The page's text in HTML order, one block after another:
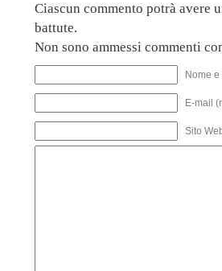
Ciascun commento potrà avere
battute.
Non sono ammessi commenti
Nome
E-mail
Sito